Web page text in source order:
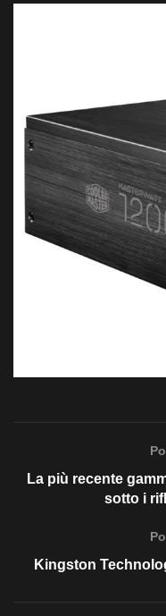
La più recente
sotto i
Kingston